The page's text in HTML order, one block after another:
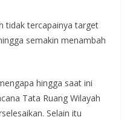
tidak tercapainya target
semakin menambah
hingga saat ini
Tata Ruang Wilayah
Selain itu